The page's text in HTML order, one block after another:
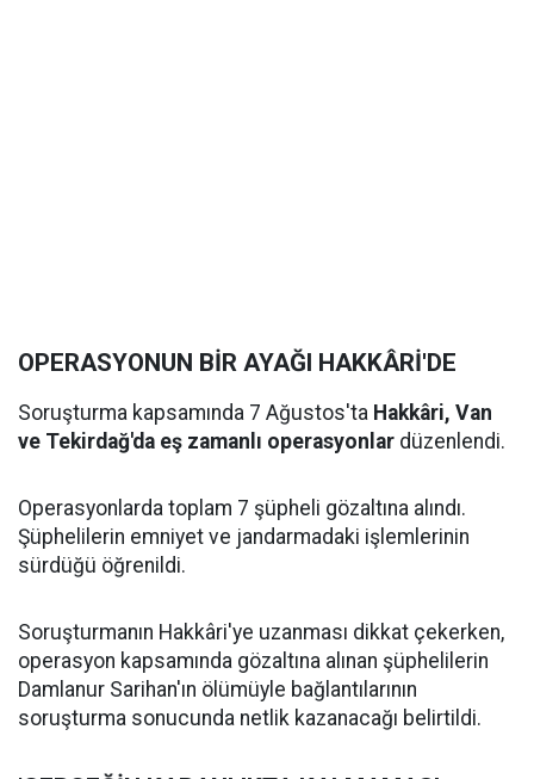
OPERASYONUN BİR AYAĞI HAKKÂRİ'DE
Soruşturma kapsamında 7 Ağustos'ta Hakkâri, Van
ve Tekirdağ'da eş zamanlı operasyonlar düzenlendi.
Operasyonlarda toplam 7 şüpheli gözaltına alındı.
Şüphelilerin emniyet ve jandarmadaki işlemlerinin
sürdüğü öğrenildi.
Soruşturmanın Hakkâri'ye uzanması dikkat çekerken,
operasyon kapsamında gözaltına alınan şüphelilerin
Damlanur Sarihan'ın ölümüyle bağlantılarının
soruşturma sonucunda netlik kazanacağı belirtildi.